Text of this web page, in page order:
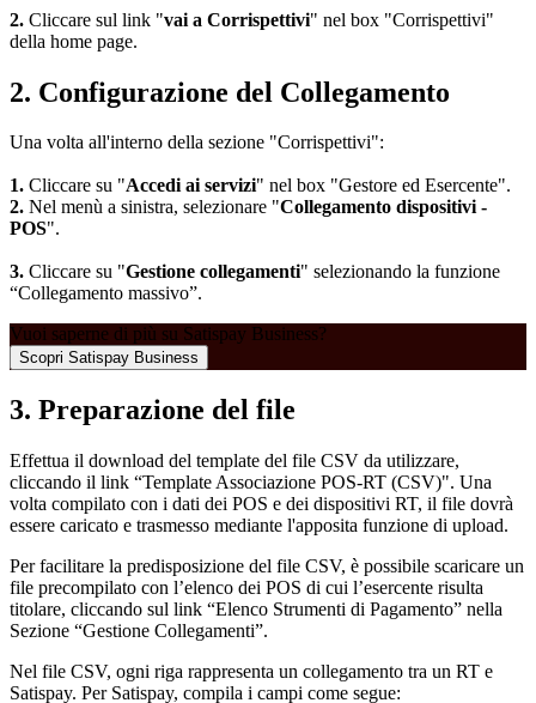
2. Cliccare sul link "vai a Corrispettivi" nel box "Corrispettivi"
della home page.
2. Configurazione del Collegamento
Una volta all'interno della sezione "Corrispettivi":
1. Cliccare su "Accedi ai servizi" nel box "Gestore ed Esercente".
2. Nel menù a sinistra, selezionare "Collegamento dispositivi -
POS".
3. Cliccare su "Gestione collegamenti" selezionando la funzione
“Collegamento massivo”.
Vuoi saperne di più su Satispay Business?
Scopri Satispay Business
3. Preparazione del file
Effettua il download del template del file CSV da utilizzare,
cliccando il link “Template Associazione POS-RT (CSV)". Una
volta compilato con i dati dei POS e dei dispositivi RT, il file dovrà
essere caricato e trasmesso mediante l'apposita funzione di upload.
Per facilitare la predisposizione del file CSV, è possibile scaricare un
file precompilato con l’elenco dei POS di cui l’esercente risulta
titolare, cliccando sul link “Elenco Strumenti di Pagamento” nella
Sezione “Gestione Collegamenti”.
Nel file CSV, ogni riga rappresenta un collegamento tra un RT e
Satispay. Per Satispay, compila i campi come segue: